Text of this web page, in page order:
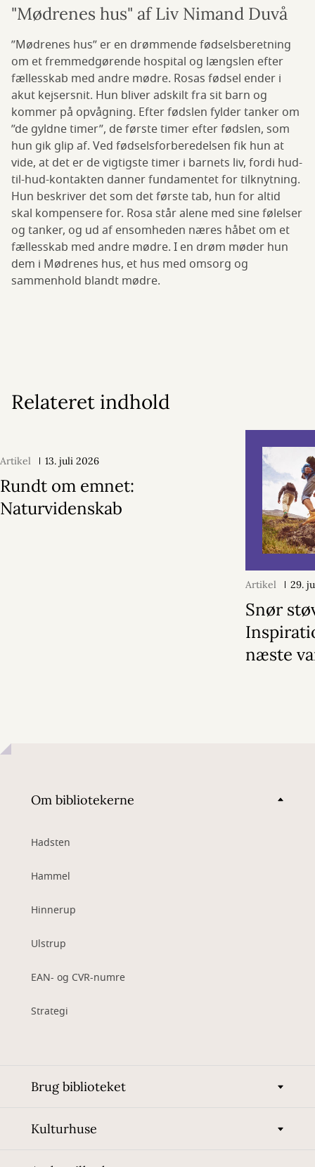
"Mødrenes hus" af Liv Nimand Duvå
”Mødrenes hus” er en drømmende fødselsberetning
om et fremmedgørende hospital og længslen efter
fællesskab med andre mødre. Rosas fødsel ender i
akut kejsersnit. Hun bliver adskilt fra sit barn og
kommer på opvågning. Efter fødslen fylder tanker om
”de gyldne timer”, de første timer efter fødslen, som
hun gik glip af. Ved fødselsforberedelsen fik hun at
vide, at det er de vigtigste timer i barnets liv, fordi hud-
til-hud-kontakten danner fundamentet for tilknytning.
Hun beskriver det som det første tab, hun for altid
skal kompensere for. Rosa står alene med sine følelser
og tanker, og ud af ensomheden næres håbet om et
fællesskab med andre mødre. I en drøm møder hun
dem i Mødrenes hus, et hus med omsorg og
sammenhold blandt mødre.
Relateret indhold
Artikel 13. juli 2026
Rundt om emnet:
Naturvidenskab
Artikel 29.
Snør
næste
Om bibliotekerne
Hadsten
Hammel
Hinnerup
Ulstrup
EAN- og CVR-numre
Strategi
Brug biblioteket
Kulturhuse